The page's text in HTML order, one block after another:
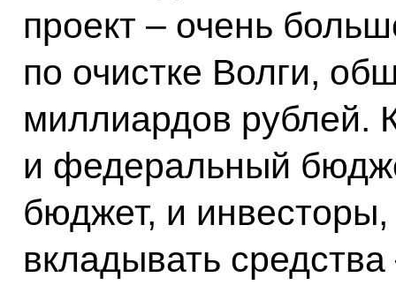
проект – очень
по очистке Волги,
миллиардов рублей.
и федеральный
бюджет, и
вкладывать